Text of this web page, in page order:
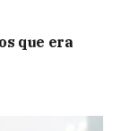
que era